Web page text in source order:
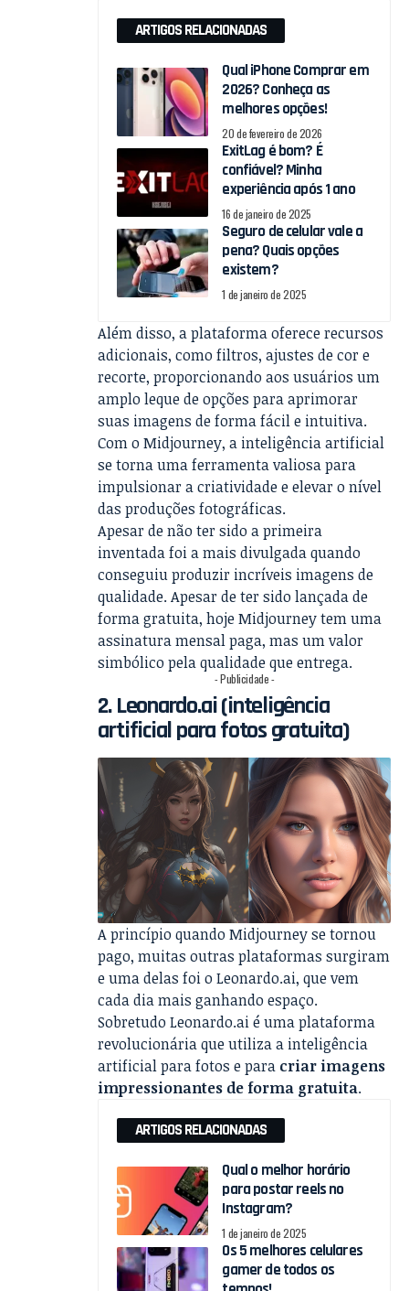
ARTIGOS RELACIONADAS
Qual iPhone Comprar em
2026? Conheça as
melhores opções!
20 de fevereiro de 2026
ExitLag é bom? É
confiável? Minha
experiência após 1 ano
16 de janeiro de 2025
Seguro de celular vale a
pena? Quais opções
existem?
1 de janeiro de 2025
Além disso, a plataforma oferece recursos
adicionais, como filtros, ajustes de cor e
recorte, proporcionando aos usuários um
amplo leque de opções para aprimorar
suas imagens de forma fácil e intuitiva.
Com o Midjourney, a inteligência artificial
se torna uma ferramenta valiosa para
impulsionar a criatividade e elevar o nível
das produções fotográficas.
Apesar de não ter sido a primeira
inventada foi a mais divulgada quando
conseguiu produzir incríveis imagens de
qualidade. Apesar de ter sido lançada de
forma gratuita, hoje Midjourney tem uma
assinatura mensal paga, mas um valor
simbólico pela qualidade que entrega.
- Publicidade -
2. Leonardo.ai (inteligência
artificial para fotos gratuita)
A princípio quando Midjourney se tornou
pago, muitas outras plataformas surgiram
e uma delas foi o Leonardo.ai, que vem
cada dia mais ganhando espaço.
Sobretudo Leonardo.ai é uma plataforma
revolucionária que utiliza a inteligência
artificial para fotos e para criar imagens
impressionantes de forma gratuita.
ARTIGOS RELACIONADAS
Qual o melhor horário
para postar reels no
Instagram?
1 de janeiro de 2025
Os 5 melhores celulares
gamer de todos os